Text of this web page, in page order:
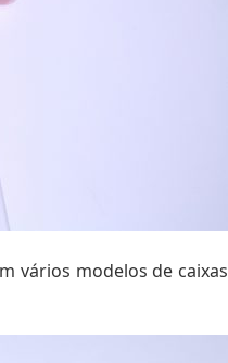
vários modelos de caixas